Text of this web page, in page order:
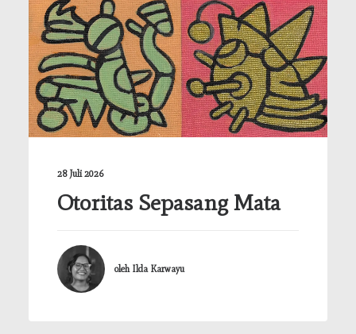
TENTANG
KONTAK
KEBIJAKAN
PANDUAN PENULISAN
28 Juli 2026
Otoritas Sepasang Mata
oleh Ilda Karwayu